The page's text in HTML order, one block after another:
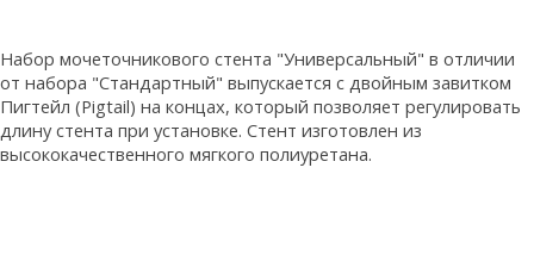
Набор мочеточникового стента "Универсальный" в отличии
от набора "Стандартный" выпускается с двойным завитком
Пигтейл (Pigtail) на концах, который позволяет регулировать
длину стента при установке. Стент изготовлен из
высококачественного мягкого полиуретана.